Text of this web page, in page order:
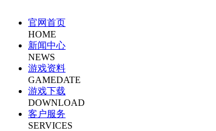
官网首页
HOME
新闻中心
NEWS
游戏资料
GAMEDATE
游戏下载
DOWNLOAD
客户服务
SERVICES